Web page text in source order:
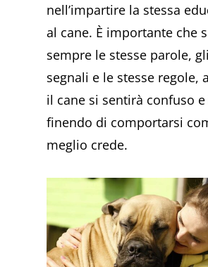
nell’impartire la stessa
al cane. È importante che
sempre le stesse parole,
segnali e le stesse regole,
il cane si sentirà confuso
finendo di comportarsi
meglio crede.